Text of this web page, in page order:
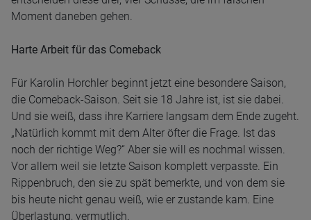
Moment daneben gehen.
Harte Arbeit für das Comeback
Für Karolin Horchler beginnt jetzt eine besondere Saison,
die Comeback-Saison. Seit sie 18 Jahre ist, ist sie dabei.
Und sie weiß, dass ihre Karriere langsam dem Ende zugeht.
„Natürlich kommt mit dem Alter öfter die Frage. Ist das
noch der richtige Weg?“ Aber sie will es nochmal wissen.
Vor allem weil sie letzte Saison komplett verpasste. Ein
Rippenbruch, den sie zu spät bemerkte, und von dem sie
bis heute nicht genau weiß, wie er zustande kam. Eine
Überlastung, vermutlich.